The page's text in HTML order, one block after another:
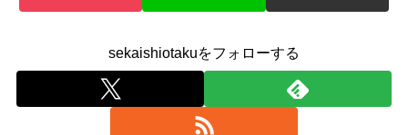
sekaishiotakuをフォローする